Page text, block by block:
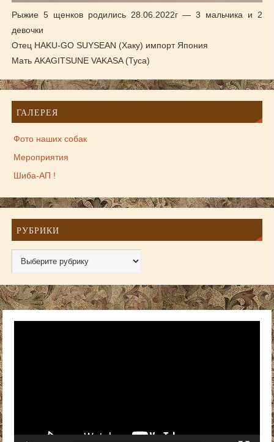
Рыжие 5 щенков родились 28.06.2022г — 3 мальчика и 2
девочки
Отец HAKU-GO SUYSEAN (Хаку) импорт Япония
Мать AKAGITSUNE VAKASA (Туса)
ГАЛЕРЕЯ
Фото наших собак
Мероприятия
Шиба-АП !
РУБРИКИ